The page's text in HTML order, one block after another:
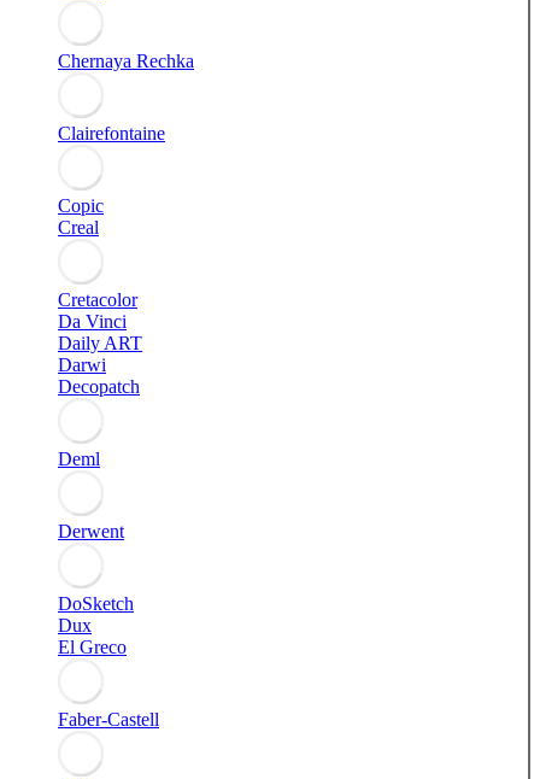
Chernaya Rechka
Clairefontaine
Copic
Creal
Cretacolor
Da Vinci
Daily ART
Darwi
Decopatch
Deml
Derwent
DoSketch
Dux
El Greco
Faber-Castell